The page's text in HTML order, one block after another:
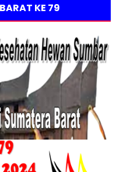
KE 79